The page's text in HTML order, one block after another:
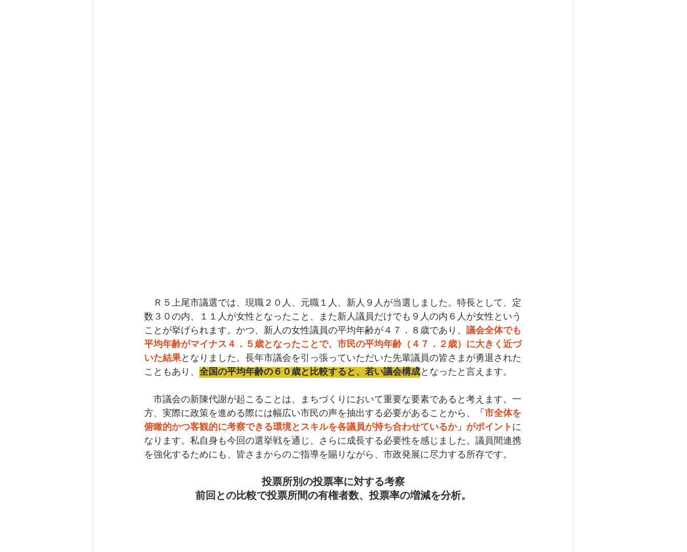
Ｒ５上尾市議選では、現職２０人、元職１人、新人９人が当選しました。特長として、定
数３０の内、１１人が女性となったこと、また新人議員だけでも９人の内６人が女性という
ことが挙げられます。かつ、新人の女性議員の平均年齢が４７．８歳であり、 議会全体でも
平均年齢がマイナス４．５歳となったことで、市民の平均年齢（４７．２歳）に大きく近づ
いた結果となりました。長年市議会を引っ張っていただいた先輩議員の皆さまが勇退された
こともあり、 全国の平均年齢の６０歳と比較すると、若い議会構成となったと言えます。
市議会の新陳代謝が起こることは、まちづくりにおいて重要な要素であると考えます。一
方、実際に政策を進める際には幅広い市民の声を抽出する必要があることから、
「市全体を
俯瞰的かつ客観的に考察できる環境とスキルを各議員が持ち合わせているか」がポイントに
なります。私自身も今回の選挙戦を通じ、さらに成長する必要性を感じました。議員間連携
を強化するためにも、皆さまからのご指導を賜りながら、市政発展に尽力する所存です。
投票所別の投票率に対する考察
前回との比較で投票所間の有権者数、投票率の増減を分析。